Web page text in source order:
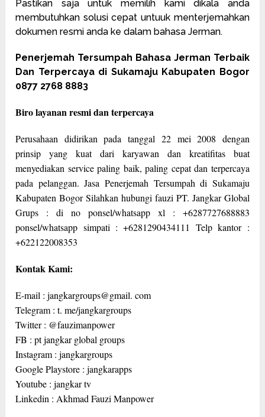
Pastikan saja untuk memilih kami dikala anda
membutuhkan solusi cepat untuuk menterjemahkan
dokumen resmi anda ke dalam bahasa Jerman.
Penerjemah Tersumpah Bahasa Jerman Terbaik
Dan Terpercaya di Sukamaju Kabupaten Bogor
0877 2768 8883
Biro layanan resmi dan terpercaya
Perusahaan didirikan pada tanggal 22 mei 2008 dengan
prinsip yang kuat dari karyawan dan kreatifitas buat
menyediakan service paling baik, paling cepat dan terpercaya
pada pelanggan. Jasa Penerjemah Tersumpah di Sukamaju
Kabupaten Bogor Silahkan hubungi fauzi PT. Jangkar Global
Grups : di no ponsel/whatsapp xl : +6287727688883
ponsel/whatsapp simpati : +6281290434111 Telp kantor :
+622122008353
Kontak Kami:
E-mail : jangkargroups@gmail. com
Telegram : t. me/jangkargroups
Twitter : @fauzimanpower
FB : pt jangkar global groups
Instagram : jangkargroups
Google Playstore : jangkarapps
Youtube : jangkar tv
Linkedin : Akhmad Fauzi Manpower